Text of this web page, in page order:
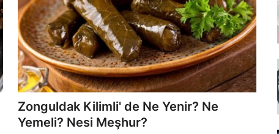
Zonguldak Kilimli' de Ne Yenir? Ne
Yemeli? Nesi Meşhur?